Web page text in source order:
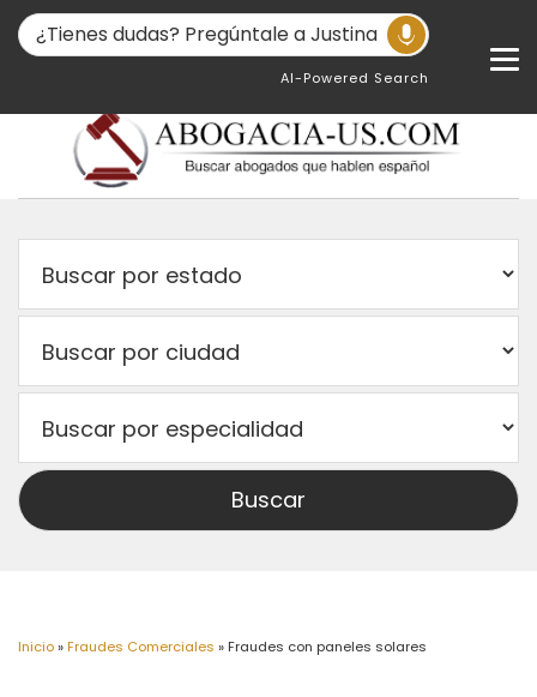
AI-Powered Search
Inicio»Fraudes Comerciales » Fraudes con paneles solares